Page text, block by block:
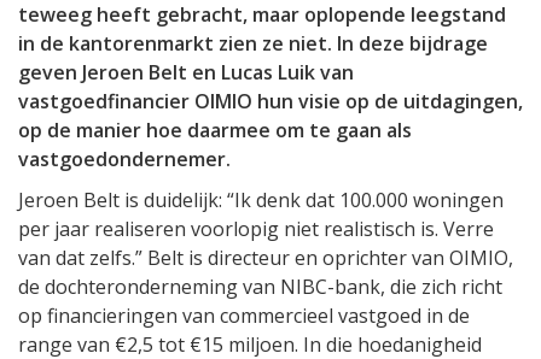
teweeg heeft gebracht, maar oplopende leegstand
in de kantorenmarkt zien ze niet. In deze bijdrage
geven Jeroen Belt en Lucas Luik van
vastgoedfinancier OIMIO hun visie op de uitdagingen,
op de manier hoe daarmee om te gaan als
vastgoedondernemer.
Jeroen Belt is duidelijk: “Ik denk dat 100.000 woningen
per jaar realiseren voorlopig niet realistisch is. Verre
van dat zelfs.” Belt is directeur en oprichter van OIMIO,
de dochteronderneming van NIBC-bank, die zich richt
op financieringen van commercieel vastgoed in de
range van €2,5 tot €15 miljoen. In die hoedanigheid